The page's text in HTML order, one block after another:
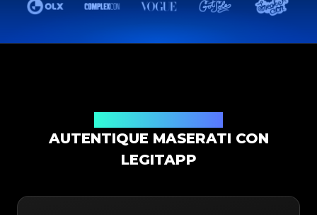
AUTENTIQUE MASERATI CON
LEGITAPP